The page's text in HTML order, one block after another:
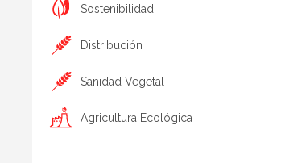
Sostenibilidad
Distribución
Sanidad Vegetal
Agricultura Ecológica